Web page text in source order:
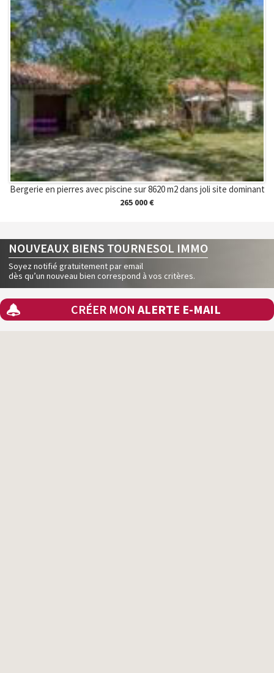
Bergerie en pierres avec piscine sur 8620 m2 dans joli site dominant
265 000 €
NOUVEAUX BIENS TOURNESOL IMMO
Soyez notifié gratuitement par email
dès qu’un nouveau bien correspond à vos critères.
CRÉER MON ALERTE E-MAIL